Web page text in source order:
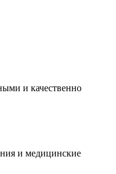
и качественно
и медицинские